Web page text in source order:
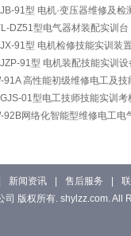
91型 电机·变压器维修及检
DZ51型电气器材装配实训台
91型 电机检修技能实训装
91型 电机装配技能实训设
91A 高性能初级维修电工及
01型电工技师技能实训考
92B网络化智能型维修电工电
新闻资讯 售后服务
版权所有. shylzz.com. All